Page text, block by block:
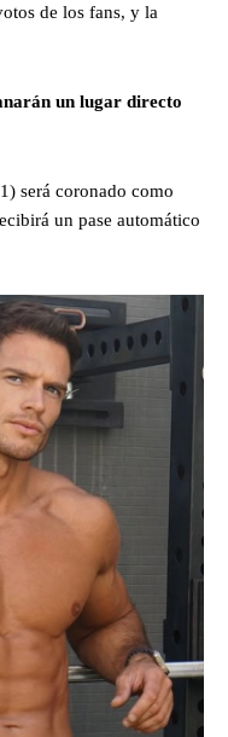
de los fans, y la
un lugar directo
será coronado como
un pase automático